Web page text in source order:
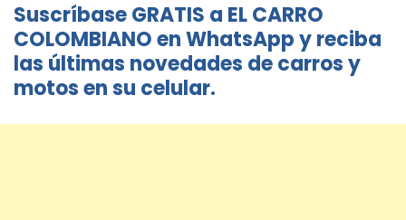
Suscríbase GRATIS a EL CARRO
COLOMBIANO en WhatsApp y reciba
las últimas novedades de carros y
motos en su celular.